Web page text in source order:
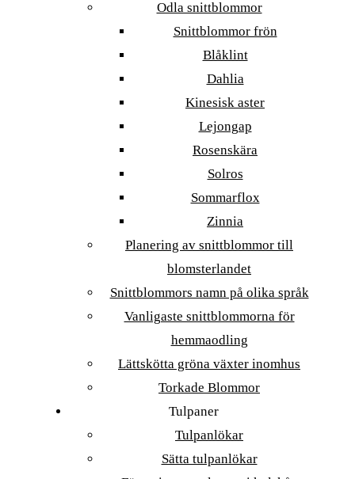
Odla snittblommor
Snittblommor frön
Blåklint
Dahlia
Kinesisk aster
Lejongap
Rosenskära
Solros
Sommarflox
Zinnia
Planering av snittblommor till
blomsterlandet
Snittblommors namn på olika språk
Vanligaste snittblommorna för
hemmaodling
Lättskötta gröna växter inomhus
Torkade Blommor
Tulpaner
Tulpanlökar
Sätta tulpanlökar